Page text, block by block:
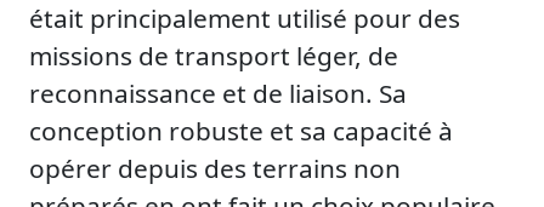
était principalement utilisé pour des
missions de transport léger, de
reconnaissance et de liaison. Sa
conception robuste et sa capacité à
opérer depuis des terrains non